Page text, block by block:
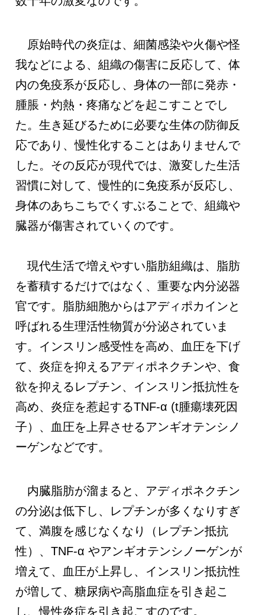
原始時代の炎症は、細菌感染や火傷や怪
我などによる、組織の傷害に反応して、体
内の免疫系が反応し、身体の一部に発赤・
腫脹・灼熱・疼痛などを起こすことでし
た。生き延びるために必要な生体の防御反
応であり、慢性化することはありませんで
した。その反応が現代では、激変した生活
習慣に対して、慢性的に免疫系が反応し、
身体のあちこちでくすぶることで、組織や
臓器が傷害されていくのです。
現代生活で増えやすい脂肪組織は、脂肪
を蓄積するだけではなく、重要な内分泌器
官です。脂肪細胞からはアディポカインと
呼ばれる生理活性物質が分泌されていま
す。インスリン感受性を高め、血圧を下げ
て、炎症を抑えるアディポネクチンや、食
欲を抑えるレプチン、インスリン抵抗性を
高め、炎症を惹起するTNF-α (t腫瘍壊死因
子）、血圧を上昇させるアンギオテンシノ
ーゲンなどです。
内臓脂肪が溜まると、アディポネクチン
の分泌は低下し、レプチンが多くなりすぎ
て、満腹を感じなくなり（レプチン抵抗
性）、TNF-α やアンギオテンシノーゲンが
増えて、血圧が上昇し、インスリン抵抗性
が増して、糖尿病や高脂血症を引き起こ
し、慢性炎症を引き起こすのです。